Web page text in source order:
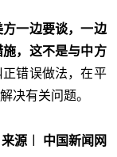
一边要谈，一边
，这不是与中方
错误做法，在平
决有关问题。
来源︱​ 中国新闻网